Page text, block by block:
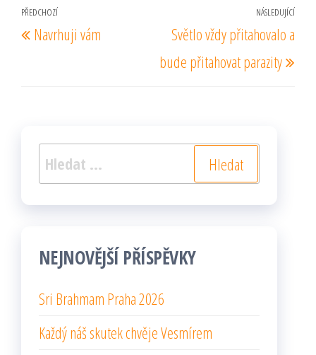
Navigace
pro
Předchozí
příspěvek
PŘEDCHOZÍ
Navrhuji vám
NÁSLEDUJÍCÍ
Světlo vždy přitahovalo a
bude přitahovat parazity
Vyhledávání
NEJNOVĚJŠÍ PŘÍSPĚVKY
Sri Brahmam Praha 2026
Každý náš skutek chvěje Vesmírem